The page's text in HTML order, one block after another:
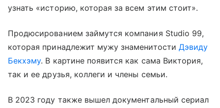
узнать «историю, которая за всем этим стоит».
Продюсированием займутся компания Studio 99,
которая принадлежит мужу знаменитости Дэвиду
Бекхэму. В картине появится как сама Виктория,
так и ее друзья, коллеги и члены семьи.
В 2023 году также вышел документальный сериал